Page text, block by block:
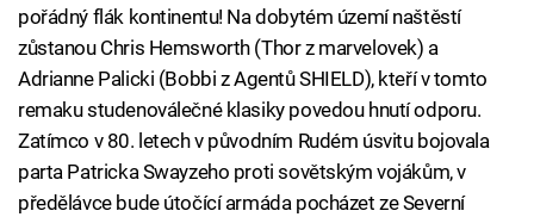
pořádný flák kontinentu! Na dobytém území naštěstí
zůstanou Chris Hemsworth (Thor z marvelovek) a
Adrianne Palicki (Bobbi z Agentů SHIELD), kteří v tomto
remaku studenoválečné klasiky povedou hnutí odporu.
Zatímco v 80. letech v původním Rudém úsvitu bojovala
parta Patricka Swayzeho proti sovětským vojákům, v
předělávce bude útočící armáda pocházet ze Severní